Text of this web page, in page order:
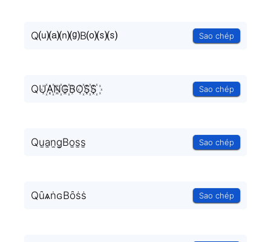
Q⒰⒜⒩⒢B⒪⒮⒮ Sao chép
QU꙰A꙰N꙰G꙰BO꙰S꙰S꙰ Sao chép
Qu̫a̫n̫g̫Bo̫s̫s̫ Sao chép
QȗѧṅɢBȏṡṡ Sao chép